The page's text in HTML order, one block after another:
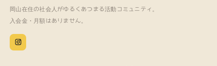
岡山在住の社会人がゆるくあつまる活動コミュニティ。
入会金・月額はありません。